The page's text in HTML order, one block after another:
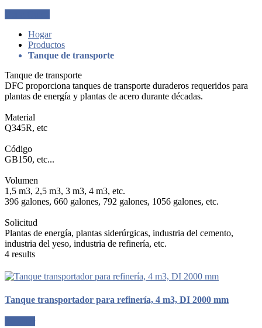
Hogar
Productos
Tanque de transporte
Tanque de transporte
DFC proporciona tanques de transporte duraderos requeridos para
plantas de energía y plantas de acero durante décadas.
Material
Q345R, etc
Código
GB150, etc...
Volumen
1,5 m3, 2,5 m3, 3 m3, 4 m3, etc.
396 galones, 660 galones, 792 galones, 1056 galones, etc.
Solicitud
Plantas de energía, plantas siderúrgicas, industria del cemento,
industria del yeso, industria de refinería, etc.
4 results
Tanque transportador para refinería, 4 m3, DI 2000 mm